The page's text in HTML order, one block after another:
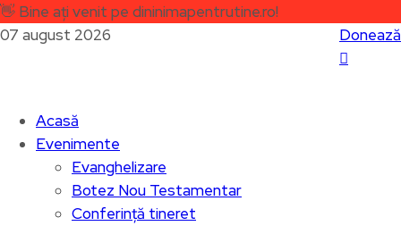
👋 Bine ați venit pe dininimapentrutine.ro!
07 august 2026
Donează
Acasă
Evenimente
Evanghelizare
Botez Nou Testamentar
Conferință tineret